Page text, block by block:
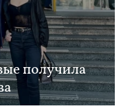
получила